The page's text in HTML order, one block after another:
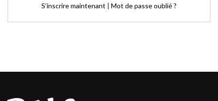
S’inscrire maintenant | Mot de passe oublié ?